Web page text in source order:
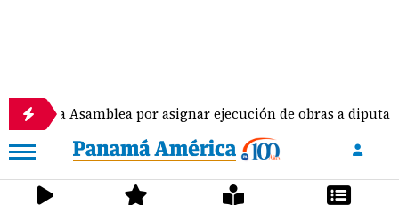
por asignar ejecución de obras a diputados